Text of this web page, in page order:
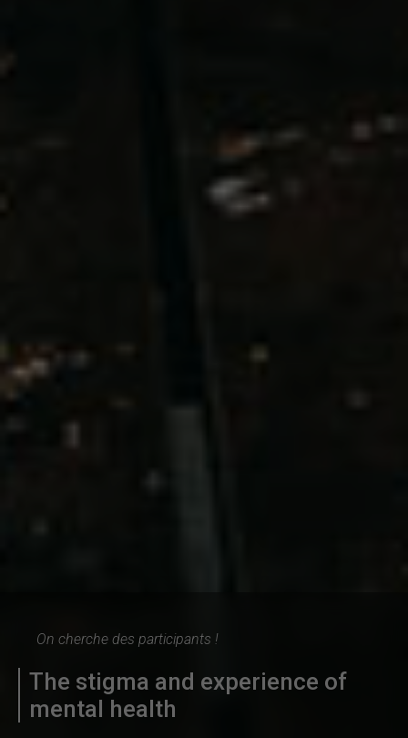
On cherche des participants !
The stigma and experience of
mental health